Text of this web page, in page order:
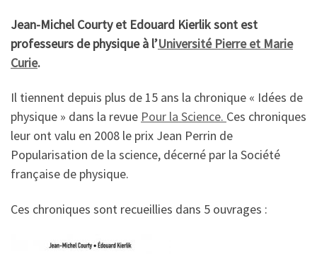
Jean-Michel Courty et Edouard Kierlik sont est
professeurs de physique à l’Université Pierre et Marie
Curie.
Il tiennent depuis plus de 15 ans la chronique « Idées de
physique » dans la revue Pour la Science. Ces chroniques
leur ont valu en 2008 le prix Jean Perrin de
Popularisation de la science, décerné par la Société
française de physique.
Ces chroniques sont recueillies dans 5 ouvrages :